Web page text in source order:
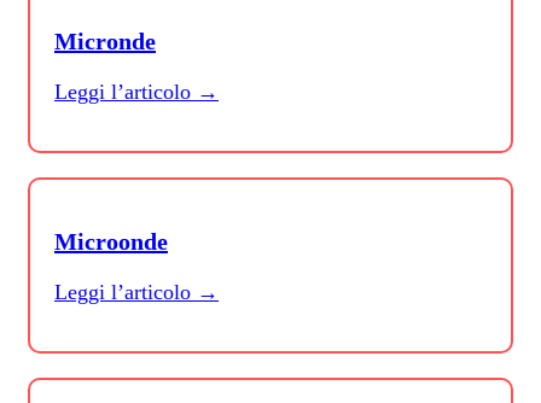
Micronde
Leggi l’articolo →
Microonde
Leggi l’articolo →